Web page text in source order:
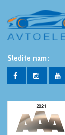
Sledite nam: